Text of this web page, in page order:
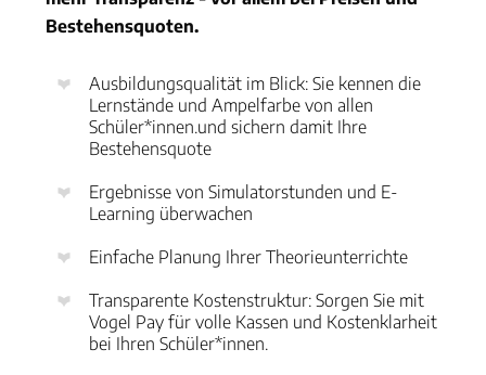
Bestehensquoten.
Ausbildungsqualität im Blick: Sie kennen die
Lernstände und Ampelfarbe von allen
Schüler*innen.und sichern damit Ihre
Bestehensquote
Ergebnisse von Simulatorstunden und E-
Learning überwachen
Einfache Planung Ihrer Theorieunterrichte
Transparente Kostenstruktur: Sorgen Sie mit
Vogel Pay für volle Kassen und Kostenklarheit
bei Ihren Schüler*innen.